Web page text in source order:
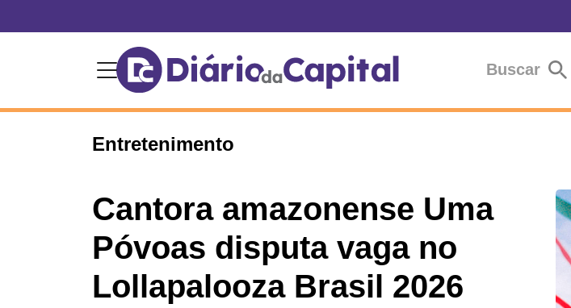
Buscar
Entretenimento
Cantora amazonense Uma
Póvoas disputa vaga no
Lollapalooza Brasil 2026